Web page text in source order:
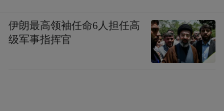
伊朗最高领袖任命6人担任高
级军事指挥官